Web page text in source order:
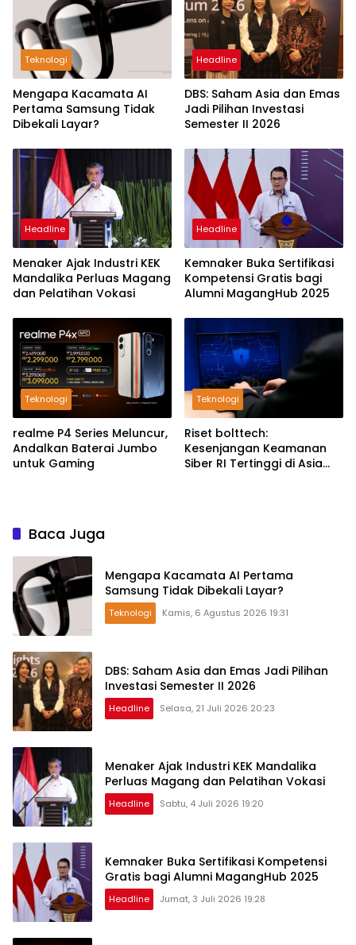
Teknologi
Mengapa Kacamata AI
Pertama Samsung Tidak
Dibekali Layar?
Headline
DBS: Saham Asia dan Emas
Jadi Pilihan Investasi
Semester II 2026
Headline
Menaker Ajak Industri KEK
Mandalika Perluas Magang
dan Pelatihan Vokasi
Headline
Kemnaker Buka Sertifikasi
Kompetensi Gratis bagi
Alumni MagangHub 2025
Teknologi
realme P4 Series Meluncur,
Andalkan Baterai Jumbo
untuk Gaming
Teknologi
Riset bolttech:
Kesenjangan Keamanan
Siber RI Tertinggi di Asia
Baca Juga
Mengapa Kacamata AI Pertama
Samsung Tidak Dibekali Layar?
Teknologi Kamis, 6 Agustus 2026 19:31
DBS: Saham Asia dan Emas Jadi Pilihan
Investasi Semester II 2026
Headline Selasa, 21 Juli 2026 20:23
Menaker Ajak Industri KEK Mandalika
Perluas Magang dan Pelatihan Vokasi
Headline Sabtu, 4 Juli 2026 19:20
Kemnaker Buka Sertifikasi Kompetensi
Gratis bagi Alumni MagangHub 2025
Headline Jumat, 3 Juli 2026 19:28